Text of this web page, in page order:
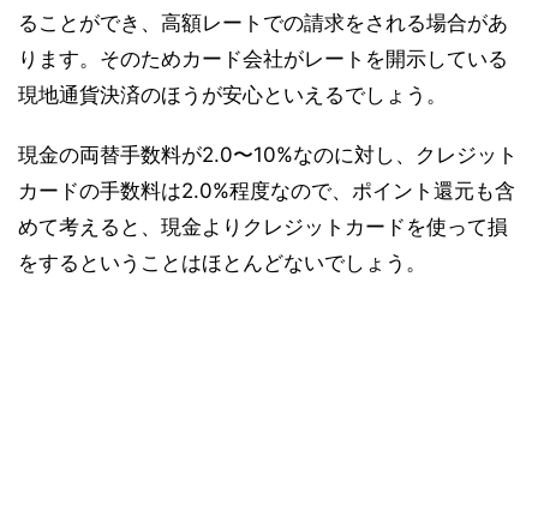
ることができ、高額レートでの請求をされる場合があ
ります。そのためカード会社がレートを開示している
現地通貨決済のほうが安心といえるでしょう。
現金の両替手数料が2.0〜10%なのに対し、クレジット
カードの手数料は2.0%程度なので、ポイント還元も含
めて考えると、現金よりクレジットカードを使って損
をするということはほとんどないでしょう。